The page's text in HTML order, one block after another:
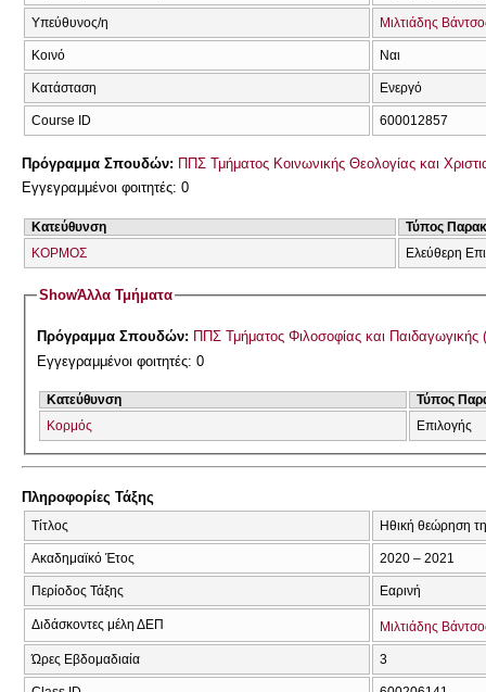
Υπεύθυνος/η Μιλτιάδης
Κοινό Ναι
Κατάσταση Ενεργό
Course ID 600012857
Πρόγραμμα Σπουδών: ΠΠΣ Τμήματος Κοινωνικής Θεολογίας και
Εγγεγραμμένοι φοιτητές: 0
Κατεύθυνση
Τύπος
ΚΟΡΜΟΣ
Ελεύθερη
ShowΆλλα Τμήματα
Πρόγραμμα Σπουδών: ΠΠΣ Τμήματος Φιλοσοφίας και Παιδαγωγικής
Εγγεγραμμένοι φοιτητές: 0
Κατεύθυνση
Τύπος
Κορμός
Επιλογής
Πληροφορίες Τάξης
Τίτλος Ηθική θεώρηση
Ακαδημαϊκό Έτος 2020 – 2021
Περίοδος Τάξης Εαρινή
Διδάσκοντες μέλη ΔΕΠ Μιλτιάδης
Ώρες Εβδομαδιαία 3